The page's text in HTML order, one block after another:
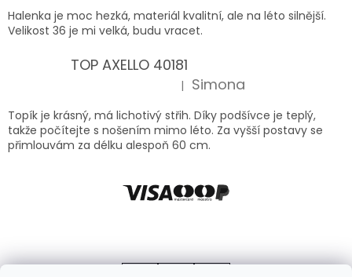
Halenka je moc hezká, materiál kvalitní, ale na léto silnější.
Velikost 36 je mi velká, budu vracet.
TOP AXELLO 40181
Hodnocení produktu je 5 z 5 hvězdiček.
| Simona
Topík je krásný, má lichotivý střih. Díky podšívce je teplý,
takže počítejte s nošením mimo léto. Za vyšší postavy se
přimlouvám za délku alespoň 60 cm.